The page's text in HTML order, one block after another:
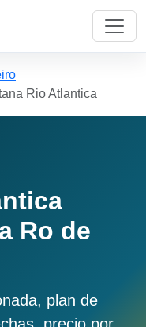
Rio Atlantica
Ro de
plan de